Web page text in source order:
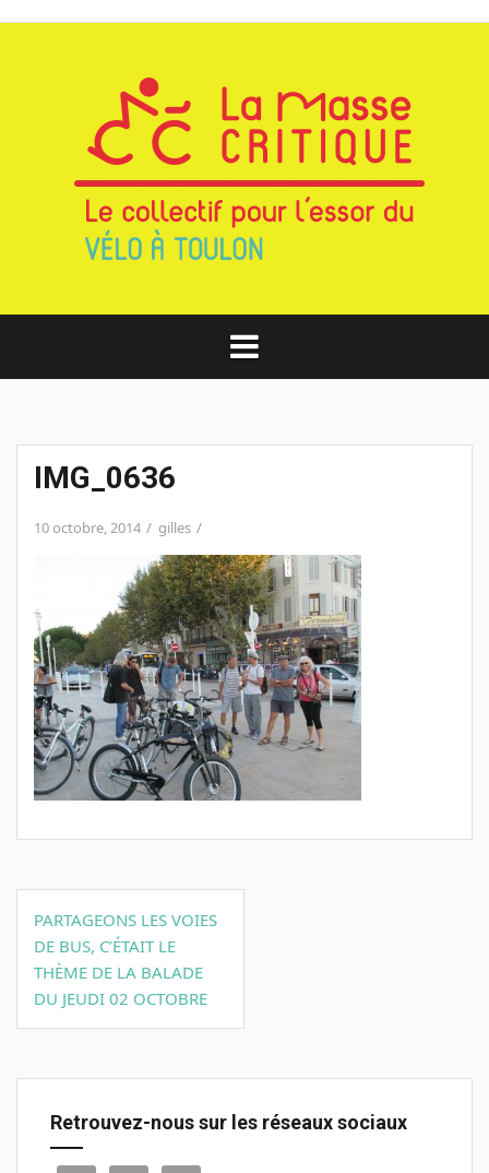
IMG_0636
10 octobre, 2014 gilles
Navigation
de
l’article
PARTAGEONS LES VOIES
DE BUS, C’ÉTAIT LE
THÈME DE LA BALADE
DU JEUDI 02 OCTOBRE
Retrouvez-nous sur les réseaux sociaux